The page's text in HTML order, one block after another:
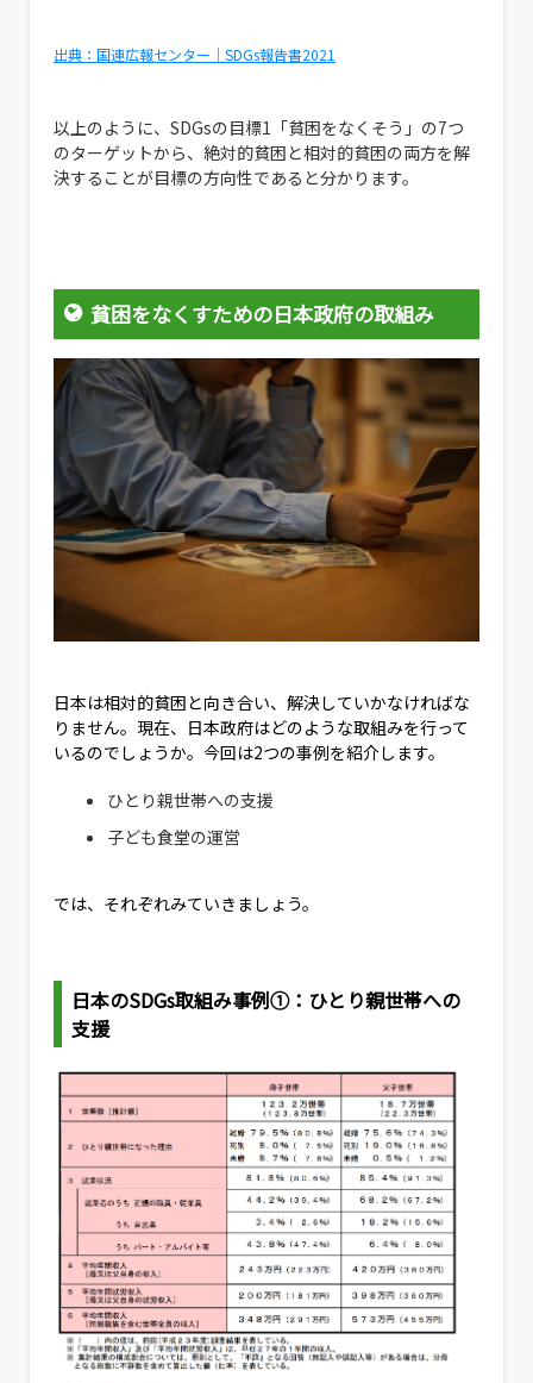
出典：国連広報センター｜SDGs報告書2021
以上のように、SDGsの目標1「貧困をなくそう」の7つ
のターゲットから、絶対的貧困と相対的貧困の両方を解
決することが目標の方向性であると分かります。
貧困をなくすための日本政府の取組み
日本は相対的貧困と向き合い、解決していかなければな
りません。現在、日本政府はどのような取組みを行って
いるのでしょうか。今回は2つの事例を紹介します。
ひとり親世帯への支援
子ども食堂の運営
では、それぞれみていきましょう。
日本のSDGs取組み事例①：ひとり親世帯への
支援